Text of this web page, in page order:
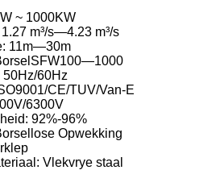
~ 1000KW
m³/s—4.23 m³/s
11m—30m
50Hz/60Hz
CE/TUV/Van-E
6300V
92%-96%
Opwekking
Vlekvrye staal